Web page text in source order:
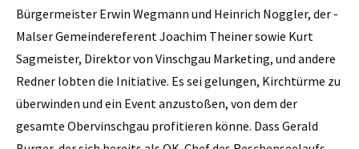
Bürgermeister Erwin Wegmann und Heinrich Noggler, der ­
Malser Gemeindereferent Joachim ­Theiner sowie Kurt
Sagmeister, Direktor von Vinschgau Marketing, und andere
Redner lobten die Initiative. Es sei gelungen, Kirchtürme zu
überwinden und ein Event anzustoßen, von dem der
gesamte Obervinschgau profitieren könne. Dass Gerald